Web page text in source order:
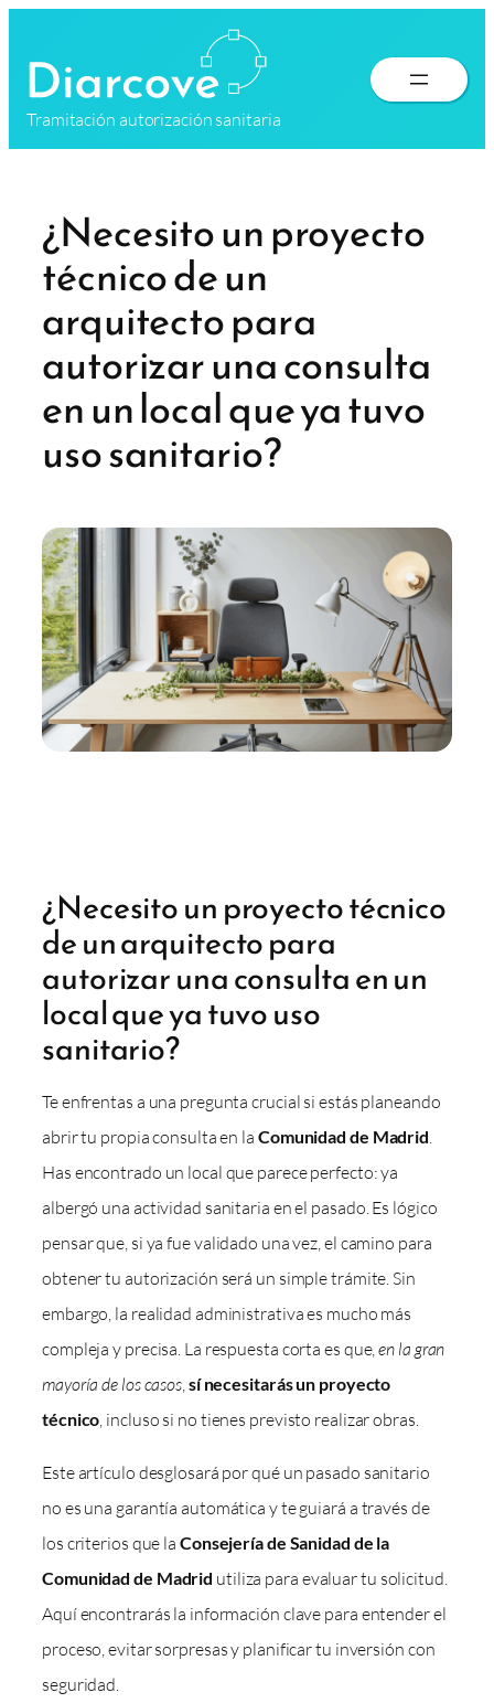
contenido
Tramitación autorización sanitaria
¿Necesito un proyecto
técnico de un
arquitecto para
autorizar una consulta
en un local que ya tuvo
uso sanitario?
¿Necesito un proyecto técnico
de un arquitecto para
autorizar una consulta en un
local que ya tuvo uso
sanitario?
Te enfrentas a una pregunta crucial si estás planeando
abrir tu propia consulta en la Comunidad de Madrid
Has encontrado un local que parece perfecto: ya
albergó una actividad sanitaria en el pasado. Es lógico
pensar que, si ya fue validado una vez, el camino para
obtener tu autorización será un simple trámite. Sin
embargo, la realidad administrativa es mucho más
compleja y precisa. La respuesta corta es que,en la gran
mayoría de los casos sí necesitarás un proyecto
técnico , incluso si no tienes previsto realizar obras.
Este artículo desglosará por qué un pasado sanitario
no es una garantía automática y te guiará a través de
los criterios que la Consejería de Sanidad de la
Comunidad de Madrid utiliza para evaluar tu solicitud.
Aquí encontrarás la información clave para entender el
proceso, evitar sorpresas y planificar tu inversión con
seguridad.